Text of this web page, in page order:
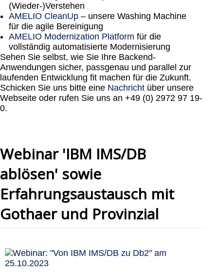
(Wieder-)Verstehen
AMELIO CleanUp – unsere Washing Machine
für die agile Bereinigung
AMELIO Modernization Platform für die
vollständig automatisierte Modernisierung
Sehen Sie selbst, wie Sie Ihre Backend-
Anwendungen sicher, passgenau und parallel zur
laufenden Entwicklung fit machen für die Zukunft.
Schicken Sie uns bitte eine Nachricht über unsere
Webseite oder rufen Sie uns an +49 (0) 2972 97 19-
0.
Webinar 'IBM IMS/DB
ablösen' sowie
Erfahrungsaustausch mit
Gothaer und Provinzial